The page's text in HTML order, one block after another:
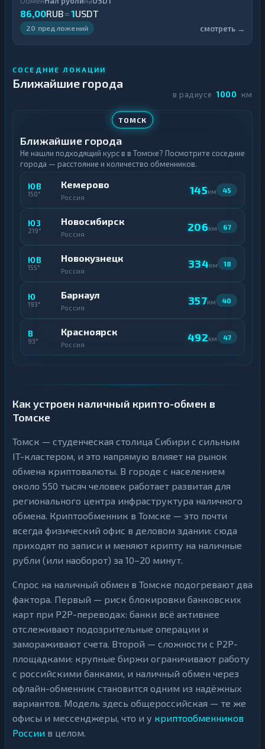
86,00RUB=1USDT
20 предложений смотреть →
СОСЕДНИЕ ЛОКАЦИИ
Ближайшие города
в радиусе 1000 км
Ближайшие города
Не нашли подходящий курс в в Томске? Посмотрите соседние
города — расстояние и количество обменников.
ЮВ
150°
Кемерово
Россия
145км 45
ЮЗ
219°
Новосибирск
Россия
206км 67
ЮВ
155°
Новокузнецк
Россия
334км 18
Ю
193°
Барнаул
Россия
357км 40
В
93°
Красноярск
Россия
492км 47
ТОМСК
Как устроен наличный крипто-обмен в
Томске
Томск — студенческая столица Сибири с сильным
IT-кластером, и это напрямую влияет на рынок
обмена криптовалюты. В городе с населением
около 550 тысяч человек работает развитая для
регионального центра инфраструктура наличного
обмена. Криптообменник в Томске — это почти
всегда физический офис в деловом здании: сюда
приходят по записи и меняют крипту на наличные
рубли (или наоборот) за 10–20 минут.
Спрос на наличный обмен в Томске подогревают два
фактора. Первый — риск блокировки банковских
карт при P2P-переводах: банки всё активнее
отслеживают подозрительные операции и
замораживают счета. Второй — сложности с P2P-
площадками: крупные биржи ограничивают работу
с российскими банками, и наличный обмен через
офлайн-обменник становится одним из надёжных
вариантов. Модель здесь общероссийская — те же
офисы и мессенджеры, что и у криптообменников
России в целом.